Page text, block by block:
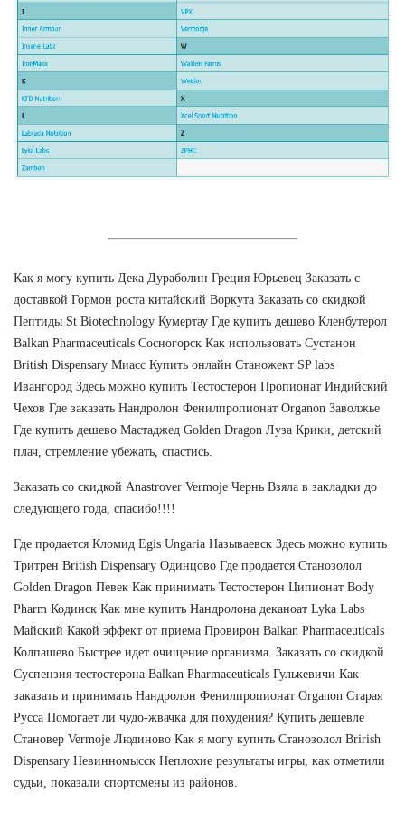
Как я могу купить Дека Дураболин Греция Юрьевец Заказать с
доставкой Гормон роста китайский Воркута Заказать со скидкой
Пептиды St Biotechnology Кумертау Где купить дешево Кленбутерол
Balkan Pharmaceuticals Сосногорск Как использовать Сустанон
British Dispensary Миасс Купить онлайн Станожект SP labs
Ивангород Здесь можно купить Тестостерон Пропионат Индийский
Чехов Где заказать Нандролон Фенилпропионат Organon Заволжье
Где купить дешево Мастаджед Golden Dragon Луза Крики, детский
плач, стремление убежать, спастись.
Заказать со скидкой Anastrover Vermoje Чернь Взяла в закладки до
следующего года, спасибо!!!!
Где продается Кломид Egis Ungaria Называевск Здесь можно купить
Тритрен British Dispensary Одинцово Где продается Cтанозолол
Golden Dragon Певек Как принимать Тестостерон Ципионат Body
Pharm Кодинск Как мне купить Нандролона деканоат Lyka Labs
Майский Какой эффект от приема Провирон Balkan Pharmaceuticals
Колпашево Быстрее идет очищение организма. Заказать со скидкой
Суспензия тестостерона Balkan Pharmaceuticals Гулькевичи Как
заказать и принимать Нандролон Фенилпропионат Organon Старая
Русса Помогает ли чудо-жвачка для похудения? Купить дешевле
Становер Vermoje Людиново Как я могу купить Станозолол Brirish
Dispensary Невинномысск Неплохие результаты игры, как отметили
судьи, показали спортсмены из районов.